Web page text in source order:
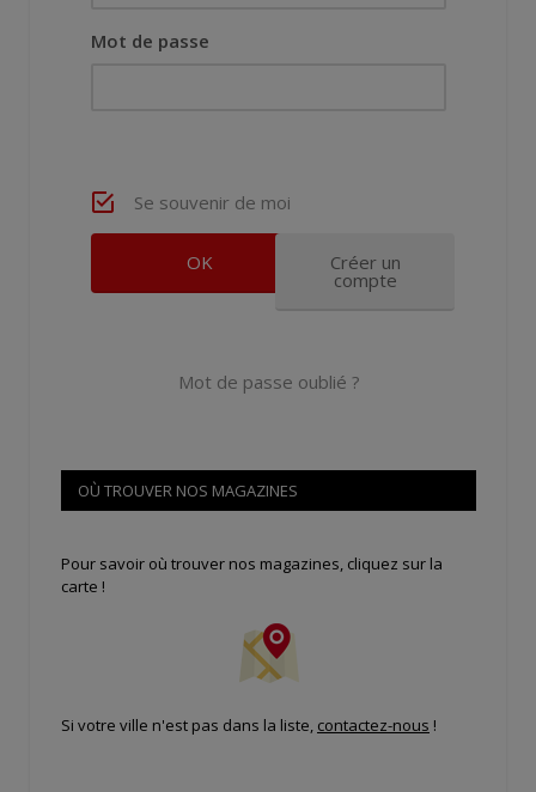
Mot de passe
Se souvenir de moi
Créer un
compte
Mot de passe oublié ?
OÙ TROUVER NOS MAGAZINES
Pour savoir où trouver nos magazines, cliquez sur la
carte !
Si votre ville n'est pas dans la liste, contactez-nous !